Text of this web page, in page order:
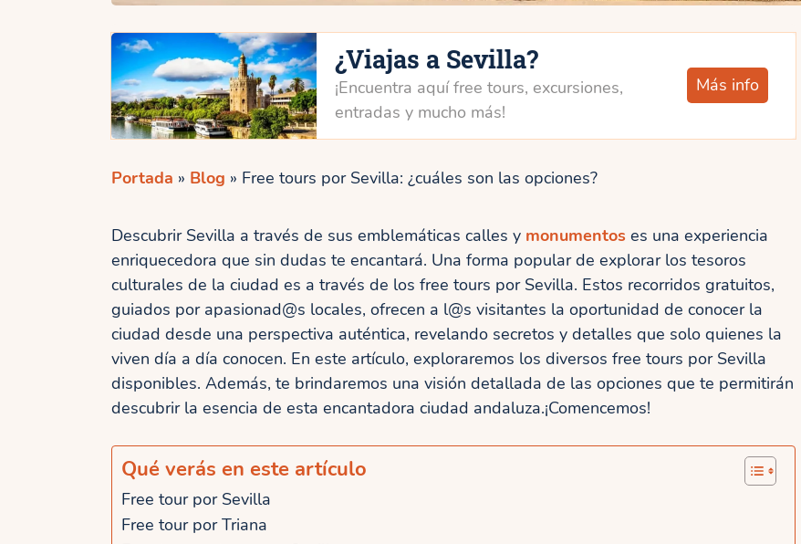
¿Viajas a Sevilla?
¡Encuentra aquí free tours, excursiones,
entradas y mucho más!
Más info
Portada » Blog » Free tours por Sevilla: ¿cuáles son las opciones?
Descubrir Sevilla a través de sus emblemáticas calles y monumentos es una experiencia
enriquecedora que sin dudas te encantará. Una forma popular de explorar los tesoros
culturales de la ciudad es a través de los free tours por Sevilla. Estos recorridos gratuitos,
guiados por apasionad@s locales, ofrecen a l@s visitantes la oportunidad de conocer la
ciudad desde una perspectiva auténtica, revelando secretos y detalles que solo quienes la
viven día a día conocen. En este artículo, exploraremos los diversos free tours por Sevilla
disponibles. Además, te brindaremos una visión detallada de las opciones que te permitirán
descubrir la esencia de esta encantadora ciudad andaluza.¡Comencemos!
Qué verás en este artículo
Free tour por Sevilla
Free tour por Triana